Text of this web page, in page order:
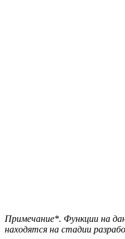
Примечание*. Функции на
находятся на стадии